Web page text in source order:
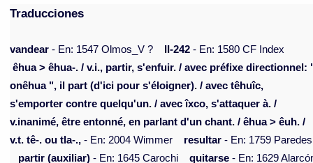
Traducciones
vandear - En: 1547 Olmos_V ? II-242 - En: 1580 CF Index
êhua > êhua-. / v.i., partir, s'enfuir. / avec préfixe directionnel:
onêhua ", il part (d'ici pour s'éloigner). / avec têhuîc,
s'emporter contre quelqu'un. / avec îxco, s'attaquer à. /
v.inanimé, être entonné, en parlant d'un chant. / êhua > êuh. /
v.t. tê-. ou tla-., - En: 2004 Wimmer resultar - En: 1759 Paredes
partir (auxiliar) - En: 1645 Carochi quitarse - En: 1629